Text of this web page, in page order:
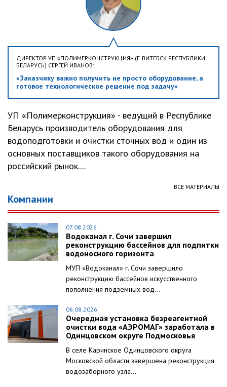
ДИРЕКТОР УП «ПОЛИМЕРКОНСТРУКЦИЯ» (Г. ВИТЕБСК РЕСПУБЛИКИ
БЕЛАРУСЬ) СЕРГЕЙ ИВАНОВ:
«Заказчику важно получить не просто оборудование, а
готовое технологическое решение под задачу»
УП «Полимерконструкция» - ведущий в Республике
Беларусь производитель оборудования для
водоподготовки и очистки сточных вод и один из
основных поставщиков такого оборудования на
российский рынок....
ВСЕ МАТЕРИАЛЫ
Компании
07.08.2026
Водоканал г. Сочи завершил
реконструкцию бассейнов для подпитки
водоносного горизонта
МУП «Водоканал» г. Сочи завершило
реконструкцию бассейнов искусственного
пополнения подземных вод...
06.08.2026
Очередная установка безреагентной
очистки вода «АЭРОМАГ» заработала в
Одинцовском округе Подмосковья
В селе Каринское Одинцовского округа
Московской области завершена реконструкция
водозаборного узла...